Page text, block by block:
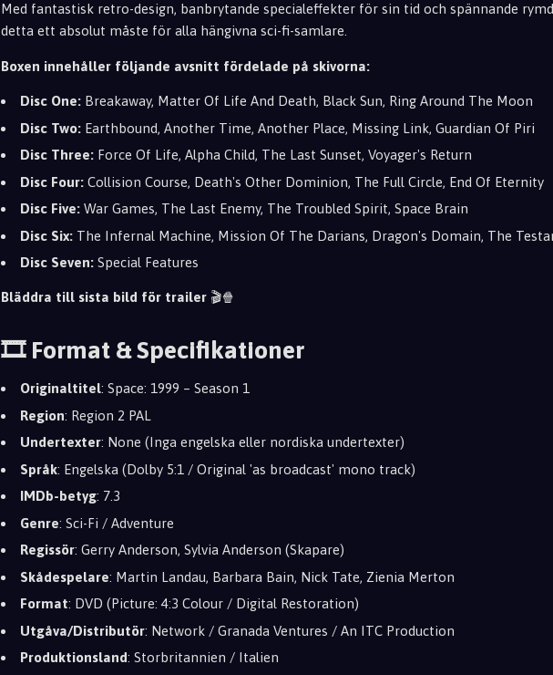
Med fantastisk retro-design, banbrytande specialeffekter för sin tid och spännande
detta ett absolut måste för alla hängivna sci-fi-samlare.
Boxen innehåller följande avsnitt fördelade på skivorna:
Disc One: Breakaway, Matter Of Life And Death, Black Sun, Ring Around The Moon
Disc Two: Earthbound, Another Time, Another Place, Missing Link, Guardian Of Piri
Disc Three: Force Of Life, Alpha Child, The Last Sunset, Voyager's Return
Disc Four: Collision Course, Death's Other Dominion, The Full Circle, End Of Eternity
Disc Five: War Games, The Last Enemy, The Troubled Spirit, Space Brain
Disc Six: The Infernal Machine, Mission Of The Darians, Dragon's Domain, The
Disc Seven: Special Features
Bläddra till sista bild för trailer 🎬🍿
🎞️ Format & Specifikationer
Originaltitel: Space: 1999 – Season 1
Region: Region 2 PAL
Undertexter: None (Inga engelska eller nordiska undertexter)
Språk: Engelska (Dolby 5:1 / Original 'as broadcast' mono track)
IMDb-betyg: 7.3
Genre: Sci-Fi / Adventure
Regissör: Gerry Anderson, Sylvia Anderson (Skapare)
Skådespelare: Martin Landau, Barbara Bain, Nick Tate, Zienia Merton
Format: DVD (Picture: 4:3 Colour / Digital Restoration)
Utgåva/Distributör: Network / Granada Ventures / An ITC Production
Produktionsland: Storbritannien / Italien